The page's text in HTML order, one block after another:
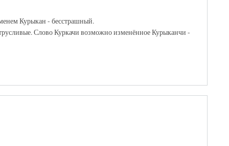
Курыкан - бесстрашный.
Слово Куркачи возможно изменённое Курыканчи -